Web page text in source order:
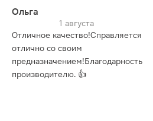
Ольга
1 августа
Отличное качество!Справляется
отлично со своим
предназначением!Благодарность
производителю. 👍